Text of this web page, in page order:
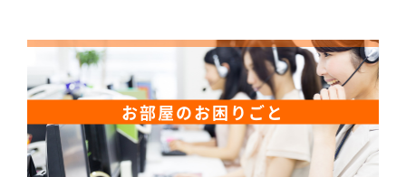
お部屋のお困りごと